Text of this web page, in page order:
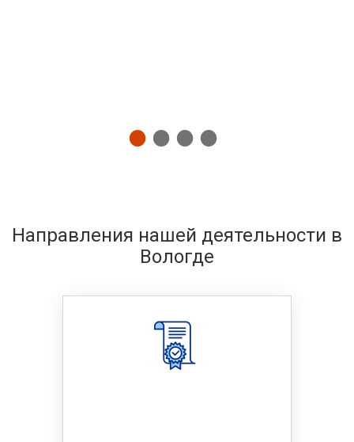
Направления нашей деятельности в
Вологде